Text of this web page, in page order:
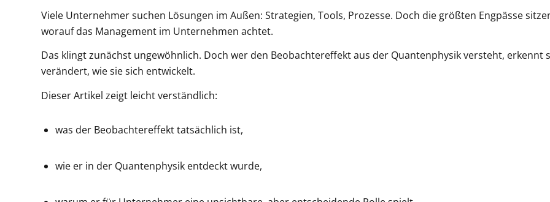
Viele Unternehmer suchen Lösungen im Außen: Strategien, Tools, Prozesse. Doch die größten Engpässe
worauf das Management im Unternehmen achtet.
Das klingt zunächst ungewöhnlich. Doch wer den Beobachtereffekt aus der Quantenphysik versteht, erkennt
verändert, wie sie sich entwickelt.
Dieser Artikel zeigt leicht verständlich:
was der Beobachtereffekt tatsächlich ist,
wie er in der Quantenphysik entdeckt wurde,